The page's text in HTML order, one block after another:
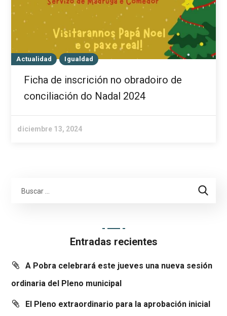
Actualidad Igualdad
Ficha de inscrición no obradoiro de
conciliación do Nadal 2024
diciembre 13, 2024
Entradas recientes
A Pobra celebrará este jueves una nueva sesión
ordinaria del Pleno municipal
El Pleno extraordinario para la aprobación inicial